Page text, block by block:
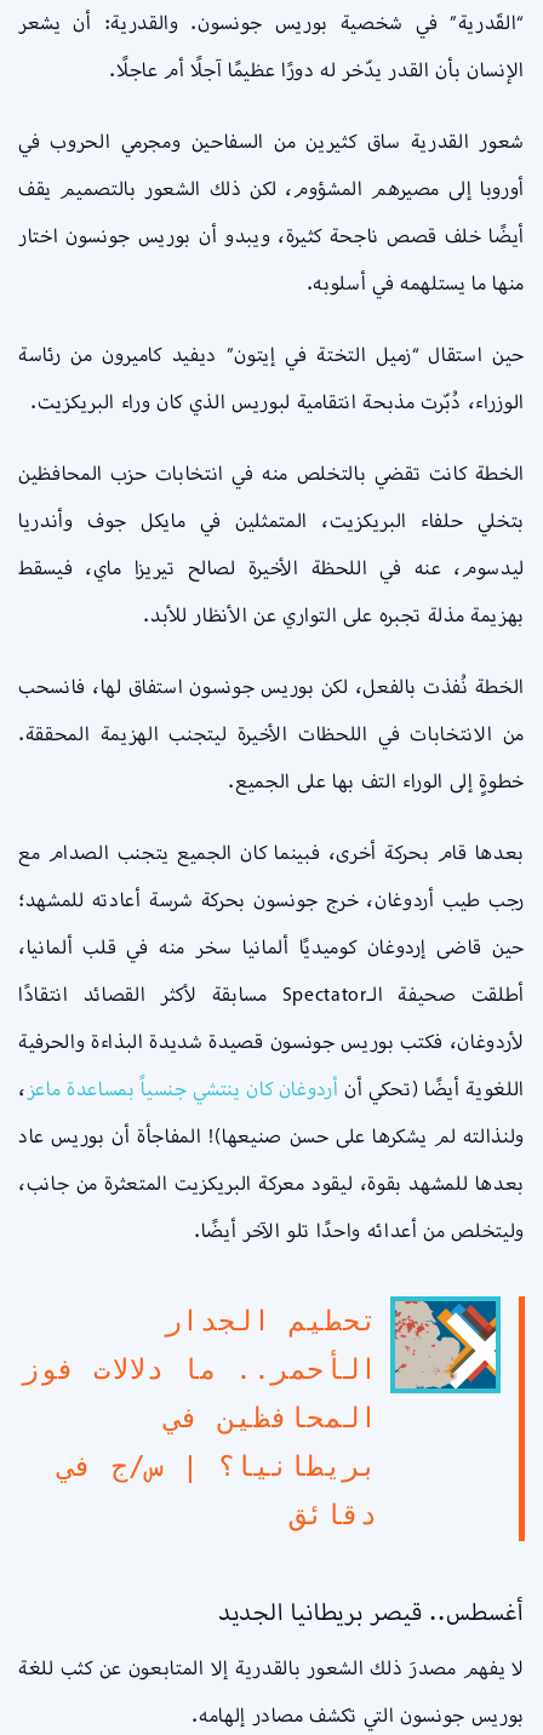
“القَدرية” في شخصية بوريس جونسون. والقدرية: أن يشعر
الإنسان بأن القدر يدّخر له دورًا عظيمًا آجلًا أم عاجلًا.
شعور القدرية ساق كثيرين من السفاحين ومجرمي الحروب في
أوروبا إلى مصيرهم المشؤوم، لكن ذلك الشعور بالتصميم يقف
أيضًا خلف قصص ناجحة كثيرة، ويبدو أن بوريس جونسون اختار
منها ما يستلهمه في أسلوبه.
حين استقال “زميل التختة في إيتون” ديفيد كاميرون من رئاسة
الوزراء، دُبّرت مذبحة انتقامية لبوريس الذي كان وراء البريكزيت.
الخطة كانت تقضي بالتخلص منه في انتخابات حزب المحافظين
بتخلي حلفاء البريكزيت، المتمثلين في مايكل جوف وأندريا
ليدسوم، عنه في اللحظة الأخيرة لصالح تيريزا ماي، فيسقط
بهزيمة مذلة تجبره على التواري عن الأنظار للأبد.
الخطة نُفذت بالفعل، لكن بوريس جونسون استفاق لها، فانسحب
من الانتخابات في اللحظات الأخيرة ليتجنب الهزيمة المحققة.
خطوةٍ إلى الوراء التف بها على الجميع.
بعدها قام بحركة أخرى، فبينما كان الجميع يتجنب الصدام مع
رجب طيب أردوغان، خرج جونسون بحركة شرسة أعادته للمشهد؛
حين قاضى إردوغان كوميديًا ألمانيا سخر منه في قلب ألمانيا،
أطلقت صحيفة الـSpectator مسابقة لأكثر القصائد انتقادًا
لأردوغان، فكتب بوريس جونسون قصيدة شديدة البذاءة والحرفية
اللغوية أيضًا (تحكي أن أردوغان كان ينتشي جنسياً بمساعدة ماعز ،
ولنذالته لم يشكرها على حسن صنيعها)! المفاجأة أن بوريس عاد
بعدها للمشهد بقوة، ليقود معركة البريكزيت المتعثرة من جانب،
وليتخلص من أعدائه واحدًا تلو الآخر أيضًا.
تحطيم الجدار
الأحمر.. ما دلالات فوز
المحافظين في
بريطانيا؟ | س/ج في
دقائق
أغسطس.. قيصر بريطانيا الجديد
لا يفهم مصدرَ ذلك الشعور بالقدرية إلا المتابعون عن كثب للغة
بوريس جونسون التي تكشف مصادر إلهامه.